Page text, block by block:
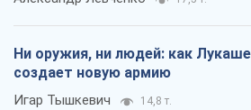
Ни оружия, ни людей: как
создает новую армию
Игар Тышкевич 14,8 т.